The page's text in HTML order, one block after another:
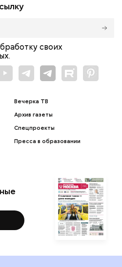
своих
Вечерка ТВ
Архив газеты
Спецпроекты
Пресса в образовании